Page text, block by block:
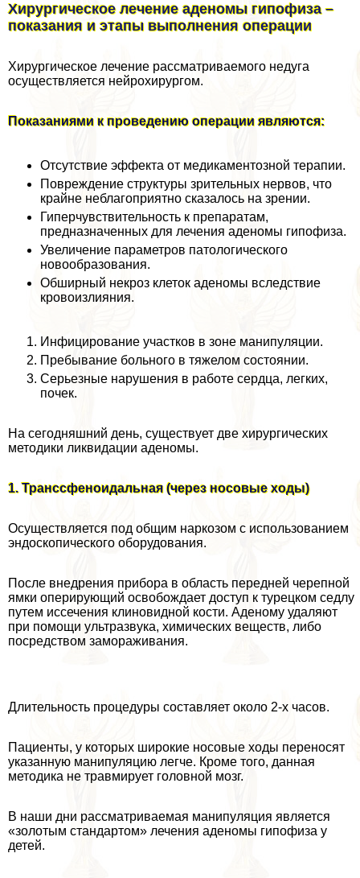
Хирургическое лечение аденомы гипофиза –
показания и этапы выполнения операции
Хирургическое лечение рассматриваемого недуга
осуществляется нейрохирургом.
Показаниями к проведению операции являются:
Отсутствие эффекта от медикаментозной терапии.
Повреждение структуры зрительных нервов, что
крайне нeблагоприятно сказалось на зрении.
Гиперчувствительность к препаратам,
предназначенных для лечения аденомы гипофиза.
Увеличение параметров патологического
новообразования.
Обширный некроз клеток аденомы вследствие
кровоизлияния.
Инфицирование участков в зоне манипуляции.
Пребывание больного в тяжелом состоянии.
Серьезные нарушения в работе сердца, легких,
почек.
На сегодняшний день, существует две хирургических
методики ликвидации аденомы.
1. Транссфеноидальная (через носовые ходы)
Осуществляется под общим наркозом с использованием
эндоскопического оборудования.
После внедрения прибора в область передней черепной
ямки оперирующий освобождает доступ к турецком седлу
путем иссечения клиновидной кости. Аденому удаляют
при помощи ультразвука, химических веществ, либо
посредством замораживания.
Длительность процедуры составляет около 2-х часов.
Пациенты, у которых широкие носовые ходы переносят
указанную манипуляцию легче. Кроме того, данная
методика не травмирует головной мозг.
В наши дни рассматриваемая манипуляция является
«золотым стандартом» лечения аденомы гипофиза у
детей.